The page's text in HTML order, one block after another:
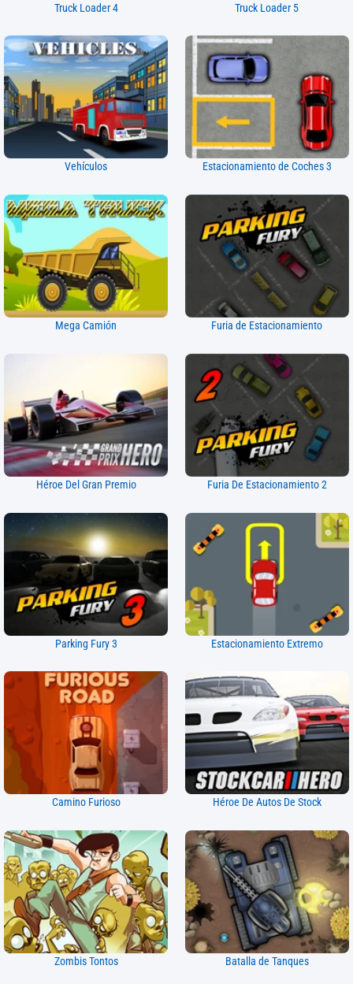
Truck Loader 4 Truck Loader 5
Vehículos Estacionamiento de Coches 3
Mega Camión Furia de Estacionamiento
Héroe Del Gran Premio Furia De Estacionamiento 2
Parking Fury 3 Estacionamiento Extremo
Camino Furioso Héroe De Autos De Stock
Zombis Tontos Batalla de Tanques